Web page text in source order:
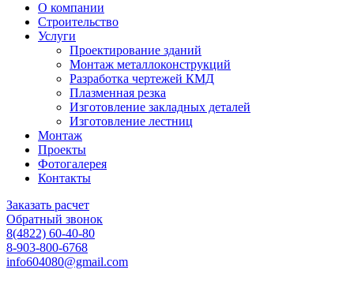
О компании
Строительство
Услуги
Проектирование зданий
Монтаж металлоконструкций
Разработка чертежей КМД
Плазменная резка
Изготовление закладных деталей
Изготовление лестниц
Монтаж
Проекты
Фотогалерея
Контакты
Заказать расчет
Обратный звонок
8(4822) 60-40-80
8-903-800-6768
info604080@gmail.com